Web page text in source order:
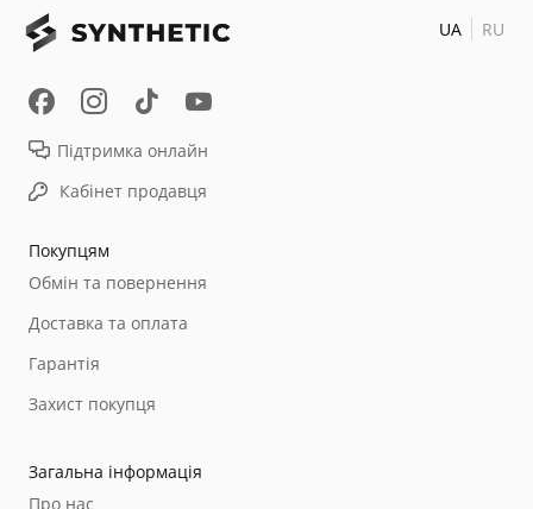
Покупцям
Обмін та повернення
Доставка та оплата
Гарантія
Захист покупця
Загальна інформація
Про нас
Підтримка онлайн
Кабінет продавця
UA RU